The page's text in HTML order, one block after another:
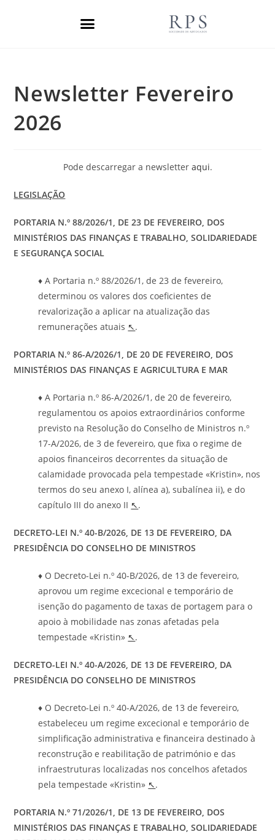
Newsletter Fevereiro
2026
Pode descarregar a newsletter aqui.
LEGISLAÇÃO
PORTARIA N.º 88/2026/1, DE 23 DE FEVEREIRO, DOS
MINISTÉRIOS DAS FINANÇAS E TRABALHO, SOLIDARIEDADE
E SEGURANÇA SOCIAL
♦ A Portaria n.º 88/2026/1, de 23 de fevereiro,
determinou os valores dos coeficientes de
revalorização a aplicar na atualização das
remunerações atuais ↖.
PORTARIA N.º 86-A/2026/1, DE 20 DE FEVEREIRO, DOS
MINISTÉRIOS DAS FINANÇAS E AGRICULTURA E MAR
♦ A Portaria n.º 86-A/2026/1, de 20 de fevereiro,
regulamentou os apoios extraordinários conforme
previsto na Resolução do Conselho de Ministros n.º
17-A/2026, de 3 de fevereiro, que fixa o regime de
apoios financeiros decorrentes da situação de
calamidade provocada pela tempestade «Kristin», nos
termos do seu anexo I, alínea a), subalínea ii), e do
capítulo III do anexo II ↖.
DECRETO-LEI N.º 40-B/2026, DE 13 DE FEVEREIRO, DA
PRESIDÊNCIA DO CONSELHO DE MINISTROS
♦ O Decreto-Lei n.º 40-B/2026, de 13 de fevereiro,
aprovou um regime excecional e temporário de
isenção do pagamento de taxas de portagem para o
apoio à mobilidade nas zonas afetadas pela
tempestade «Kristin» ↖.
DECRETO-LEI N.º 40-A/2026, DE 13 DE FEVEREIRO, DA
PRESIDÊNCIA DO CONSELHO DE MINISTROS
♦ O Decreto-Lei n.º 40-A/2026, de 13 de fevereiro,
estabeleceu um regime excecional e temporário de
simplificação administrativa e financeira destinado à
reconstrução e reabilitação de património e das
infraestruturas localizadas nos concelhos afetados
pela tempestade «Kristin» ↖.
PORTARIA N.º 71/2026/1, DE 13 DE FEVEREIRO, DOS
MINISTÉRIOS DAS FINANÇAS E TRABALHO, SOLIDARIEDADE